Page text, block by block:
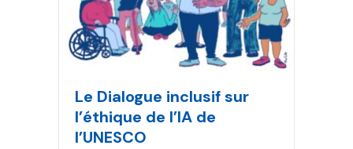
Le Dialogue inclusif sur
l’éthique de l’IA de
l’UNESCO